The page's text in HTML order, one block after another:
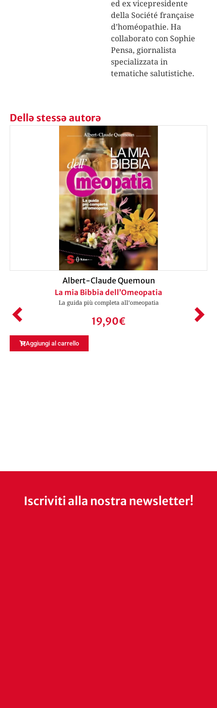
ed ex vicepresidente
della Société française
d’homéopathie. Ha
collaborato con Sophie
Pensa, giornalista
specializzata in
tematiche salutistiche.
Dellə stessə autorə
Albert-Claude Quemoun
La mia Bibbia dell’Omeopatia
La guida più completa all’omeopatia
19,90€
Aggiungi al carrello
Iscriviti alla nostra newsletter!